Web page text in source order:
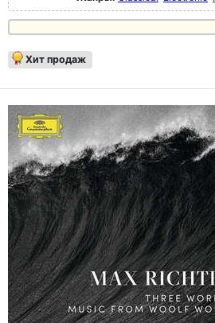
Хит продаж